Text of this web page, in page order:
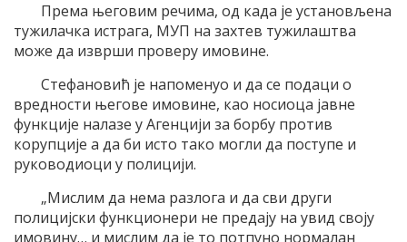
Према његовим речима, од када је установљена
тужилачка истрага, МУП на захтев тужилаштва
може да изврши проверу имовине.
Стефановић је напоменуо и да се подаци о
вредности његове имовине, као носиоца јавне
функције налазе у Агенцији за борбу против
корупције а да би исто тако могли да поступе и
руководиоци у полицији.
„Мислим да нема разлога и да сви други
полицијски функционери не предају на увид своју
имовину… и мислим да је то потпуно нормалан